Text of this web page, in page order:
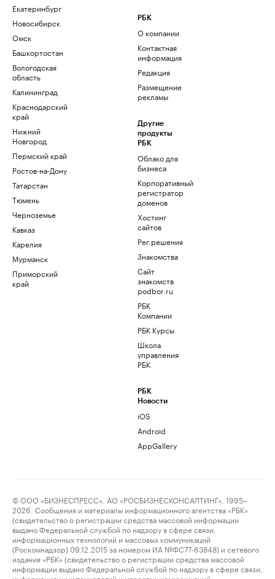
Екатеринбург
Новосибирск
Омск
Башкортостан
Вологодская
область
Калининград
Краснодарский
край
Нижний
Новгород
Пермский край
Ростов-на-Дону
Татарстан
Тюмень
Черноземье
Кавказ
Карелия
Мурманск
Приморский
край
РБК
О компании
Контактная
информация
Редакция
Размещение
рекламы
Другие
продукты
РБК
Облако для
бизнеса
Корпоративный
регистратор
доменов
Хостинг
сайтов
Рег.решения
Знакомства
Сайт
знакомств
podbor.ru
РБК
Компании
РБК Курсы
Школа
управления
РБК
РБК
Новости
iOS
Android
AppGallery
© ООО «БИЗНЕСПРЕСС», АО «РОСБИЗНЕСКОНСАЛТИНГ», 1995–
2026. Сообщения и материалы информационного агентства «РБК»
(свидетельство о регистрации средства массовой информации
выдано Федеральной службой по надзору в сфере связи,
информационных технологий и массовых коммуникаций
(Роскомнадзор) 09.12.2015 за номером ИА №ФС77-63848) и сетевого
издания «РБК» (свидетельство о регистрации средства массовой
информации выдано Федеральной службой по надзору в сфере связи,